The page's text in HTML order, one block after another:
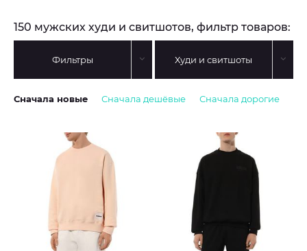
150 мужских худи и свитшотов, фильтр товаров:
Фильтры Худи и свитшоты
Сначала новые Сначала дешёвые Сначала дорогие